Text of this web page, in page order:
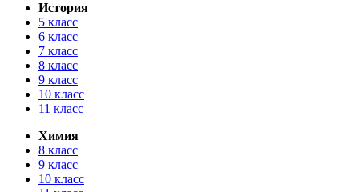
История
5 класс
6 класс
7 класс
8 класс
9 класс
10 класс
11 класс
Химия
8 класс
9 класс
10 класс